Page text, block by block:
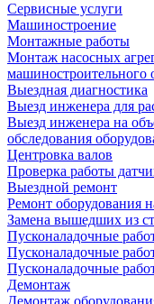
Сервисные услуги
Машиностроение
Монтажные работы
Монтаж насосных
машиностроительного
Выездная диагностика
Выезд инженера для
Выезд инженера на
обследования
Центровка валов
Проверка работы
Выездной ремонт
Ремонт оборудования
Замена вышедших из
Пусконаладочные
Пусконаладочные
Пусконаладочные
Демонтаж
Демонтаж